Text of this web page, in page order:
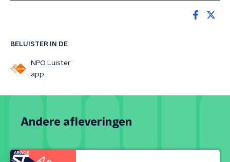
BELUISTER IN DE
NPO Luister
app
Andere afleveringen